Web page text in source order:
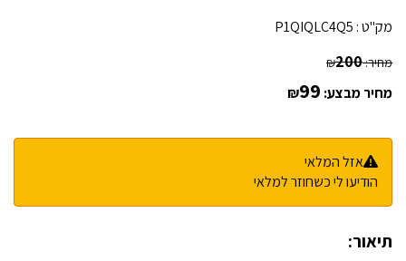
מק"ט : P1QIQLC4Q5
מחיר: ₪200
מחיר מבצע: ₪99
אזל המלאי
הודיעו לי כשחוזר למלאי
תיאור: